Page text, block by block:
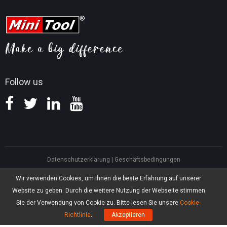
Wir verwenden Cookies, um Ihnen die beste Erfahrung auf unserer
Website zu geben. Durch die weitere Nutzung der Webseite stimmen
Sie der Verwendung von Cookie zu. Bitte lesen Sie unsere Cookie-
Richtlinie. Akzeptieren
Follow us
Tipps für Videokonvertierung
Tipps für Bildschirmaufnahmen
Wissensdatenbank
Hilfe
Datenschutzerklärung | Geschäftsbedingungen
North America, Canada, Unit 170 - 422, Richards Street, Vancouver, British
Columbia, V6B 2Z4
Asia, Hong Kong, Suite 820,8/F., Ocean Centre, Harbour City, 5 Canton Road,
Tsim Sha Tsui, Kowloon
MiniTool Software Limited, Alle Rechte vorbehalten.